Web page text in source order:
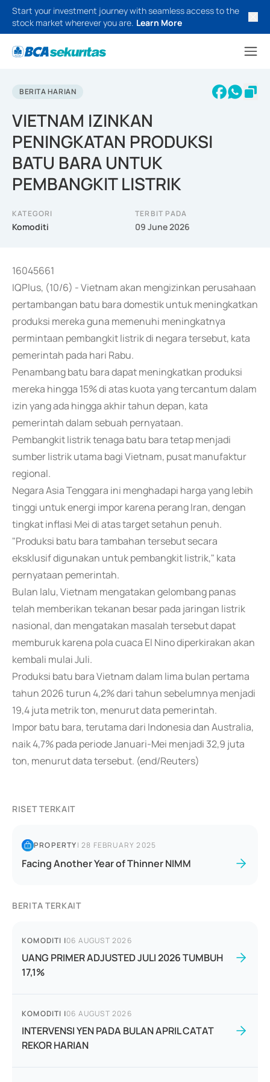
Start your investment journey with seamless access to the
stock market wherever you are. Learn More
BERITA HARIAN
VIETNAM IZINKAN
PENINGKATAN PRODUKSI
BATU BARA UNTUK
PEMBANGKIT LISTRIK
KATEGORI
Komoditi
TERBIT PADA
09 June 2026
16045661
IQPlus, (10/6) - Vietnam akan mengizinkan perusahaan
pertambangan batu bara domestik untuk meningkatkan
produksi mereka guna memenuhi meningkatnya
permintaan pembangkit listrik di negara tersebut, kata
pemerintah pada hari Rabu.
Penambang batu bara dapat meningkatkan produksi
mereka hingga 15% di atas kuota yang tercantum dalam
izin yang ada hingga akhir tahun depan, kata
pemerintah dalam sebuah pernyataan.
Pembangkit listrik tenaga batu bara tetap menjadi
sumber listrik utama bagi Vietnam, pusat manufaktur
regional.
Negara Asia Tenggara ini menghadapi harga yang lebih
tinggi untuk energi impor karena perang Iran, dengan
tingkat inflasi Mei di atas target setahun penuh.
"Produksi batu bara tambahan tersebut secara
eksklusif digunakan untuk pembangkit listrik," kata
pernyataan pemerintah.
Bulan lalu, Vietnam mengatakan gelombang panas
telah memberikan tekanan besar pada jaringan listrik
nasional, dan mengatakan masalah tersebut dapat
memburuk karena pola cuaca El Nino diperkirakan akan
kembali mulai Juli.
Produksi batu bara Vietnam dalam lima bulan pertama
tahun 2026 turun 4,2% dari tahun sebelumnya menjadi
19,4 juta metrik ton, menurut data pemerintah.
Impor batu bara, terutama dari Indonesia dan Australia,
naik 4,7% pada periode Januari-Mei menjadi 32,9 juta
ton, menurut data tersebut. (end/Reuters)
RISET TERKAIT
PROPERTY|28 FEBRUARY 2025
Facing Another Year of Thinner NIMM
BERITA TERKAIT
KOMODITI |06 AUGUST 2026
UANG PRIMER ADJUSTED JULI 2026 TUMBUH
17,1%
KOMODITI |06 AUGUST 2026
INTERVENSI YEN PADA BULAN APRIL CATAT
REKOR HARIAN